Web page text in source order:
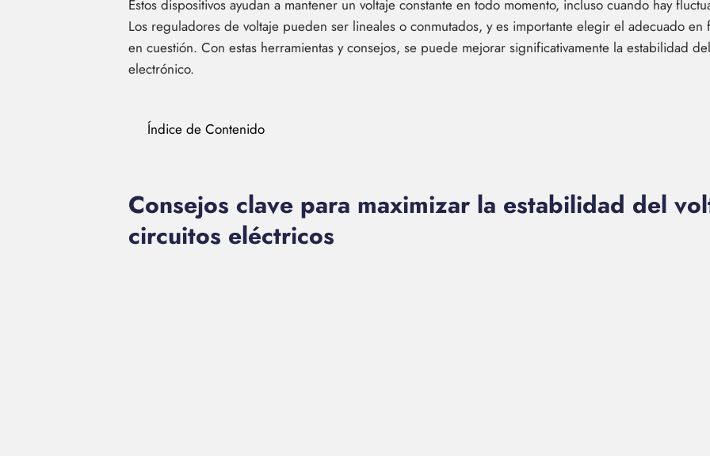
Estos dispositivos ayudan a mantener un voltaje constante en todo momento, incluso cuando hay
Los reguladores de voltaje pueden ser lineales o conmutados, y es importante elegir el adecuado
en cuestión. Con estas herramientas y consejos, se puede mejorar significativamente la estabilidad
electrónico.
Índice de Contenido
Consejos clave para maximizar la estabilidad del
circuitos eléctricos